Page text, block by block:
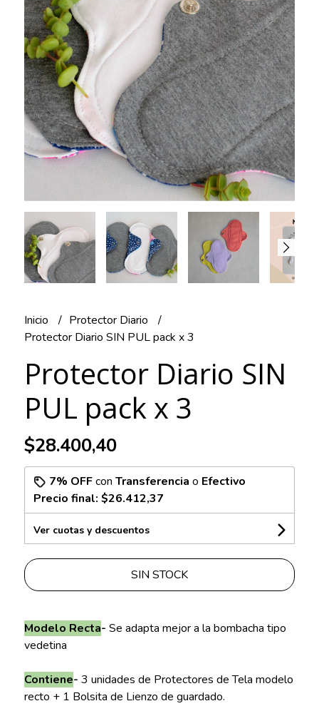
Inicio
Protector Diario
Protector Diario SIN PUL pack x 3
Protector Diario SIN
PUL pack x 3
$28.400,40
7% OFFcon Transferencia o Efectivo
Precio final: $26.412,37
Ver cuotas y descuentos
SIN STOCK
Modelo Recta- Se adapta mejor a la bombacha tipo
vedetina
Contiene- 3 unidades de Protectores de Tela modelo
recto + 1 Bolsita de Lienzo de guardado.